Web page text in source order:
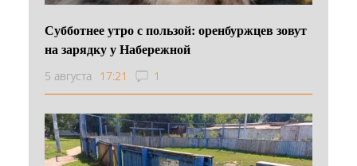
Субботнее утро с пользой: оренбуржцев зовут
на зарядку у Набережной
5 августа 17:21 1